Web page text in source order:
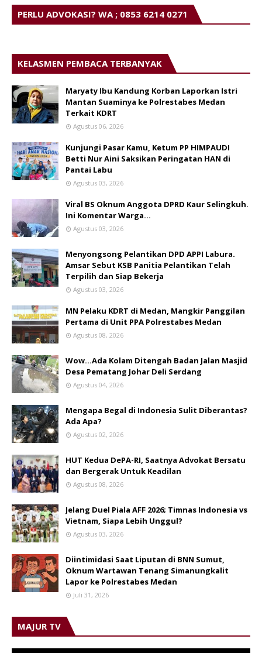
PERLU ADVOKASI? WA ; 0853 6214 0271
KELASMEN PEMBACA TERBANYAK
Maryaty Ibu Kandung Korban Laporkan Istri
Mantan Suaminya ke Polrestabes Medan
Terkait KDRT
Agustus 06, 2026
Kunjungi Pasar Kamu, Ketum PP HIMPAUDI
Betti Nur Aini Saksikan Peringatan HAN di
Pantai Labu
Agustus 03, 2026
Viral BS Oknum Anggota DPRD Kaur Selingkuh.
Ini Komentar Warga…
Agustus 03, 2026
Menyongsong Pelantikan DPD APPI Labura.
Amsar Sebut KSB Panitia Pelantikan Telah
Terpilih dan Siap Bekerja
Agustus 03, 2026
MN Pelaku KDRT di Medan, Mangkir Panggilan
Pertama di Unit PPA Polrestabes Medan
Agustus 08, 2026
Wow...Ada Kolam Ditengah Badan Jalan Masjid
Desa Pematang Johar Deli Serdang
Agustus 04, 2026
Mengapa Begal di Indonesia Sulit Diberantas?
Ada Apa?
Agustus 02, 2026
HUT Kedua DePA-RI, Saatnya Advokat Bersatu
dan Bergerak Untuk Keadilan
Agustus 08, 2026
Jelang Duel Piala AFF 2026; Timnas Indonesia vs
Vietnam, Siapa Lebih Unggul?
Agustus 03, 2026
Diintimidasi Saat Liputan di BNN Sumut,
Oknum Wartawan Tenang Simanungkalit
Lapor ke Polrestabes Medan
Juli 31, 2026
MAJUR TV